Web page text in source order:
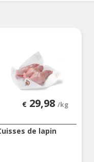
€ 29,98 /kg
de lapin